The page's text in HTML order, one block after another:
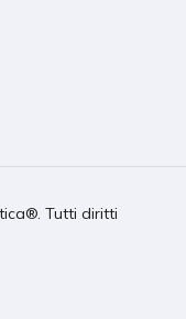
Tutti diritti